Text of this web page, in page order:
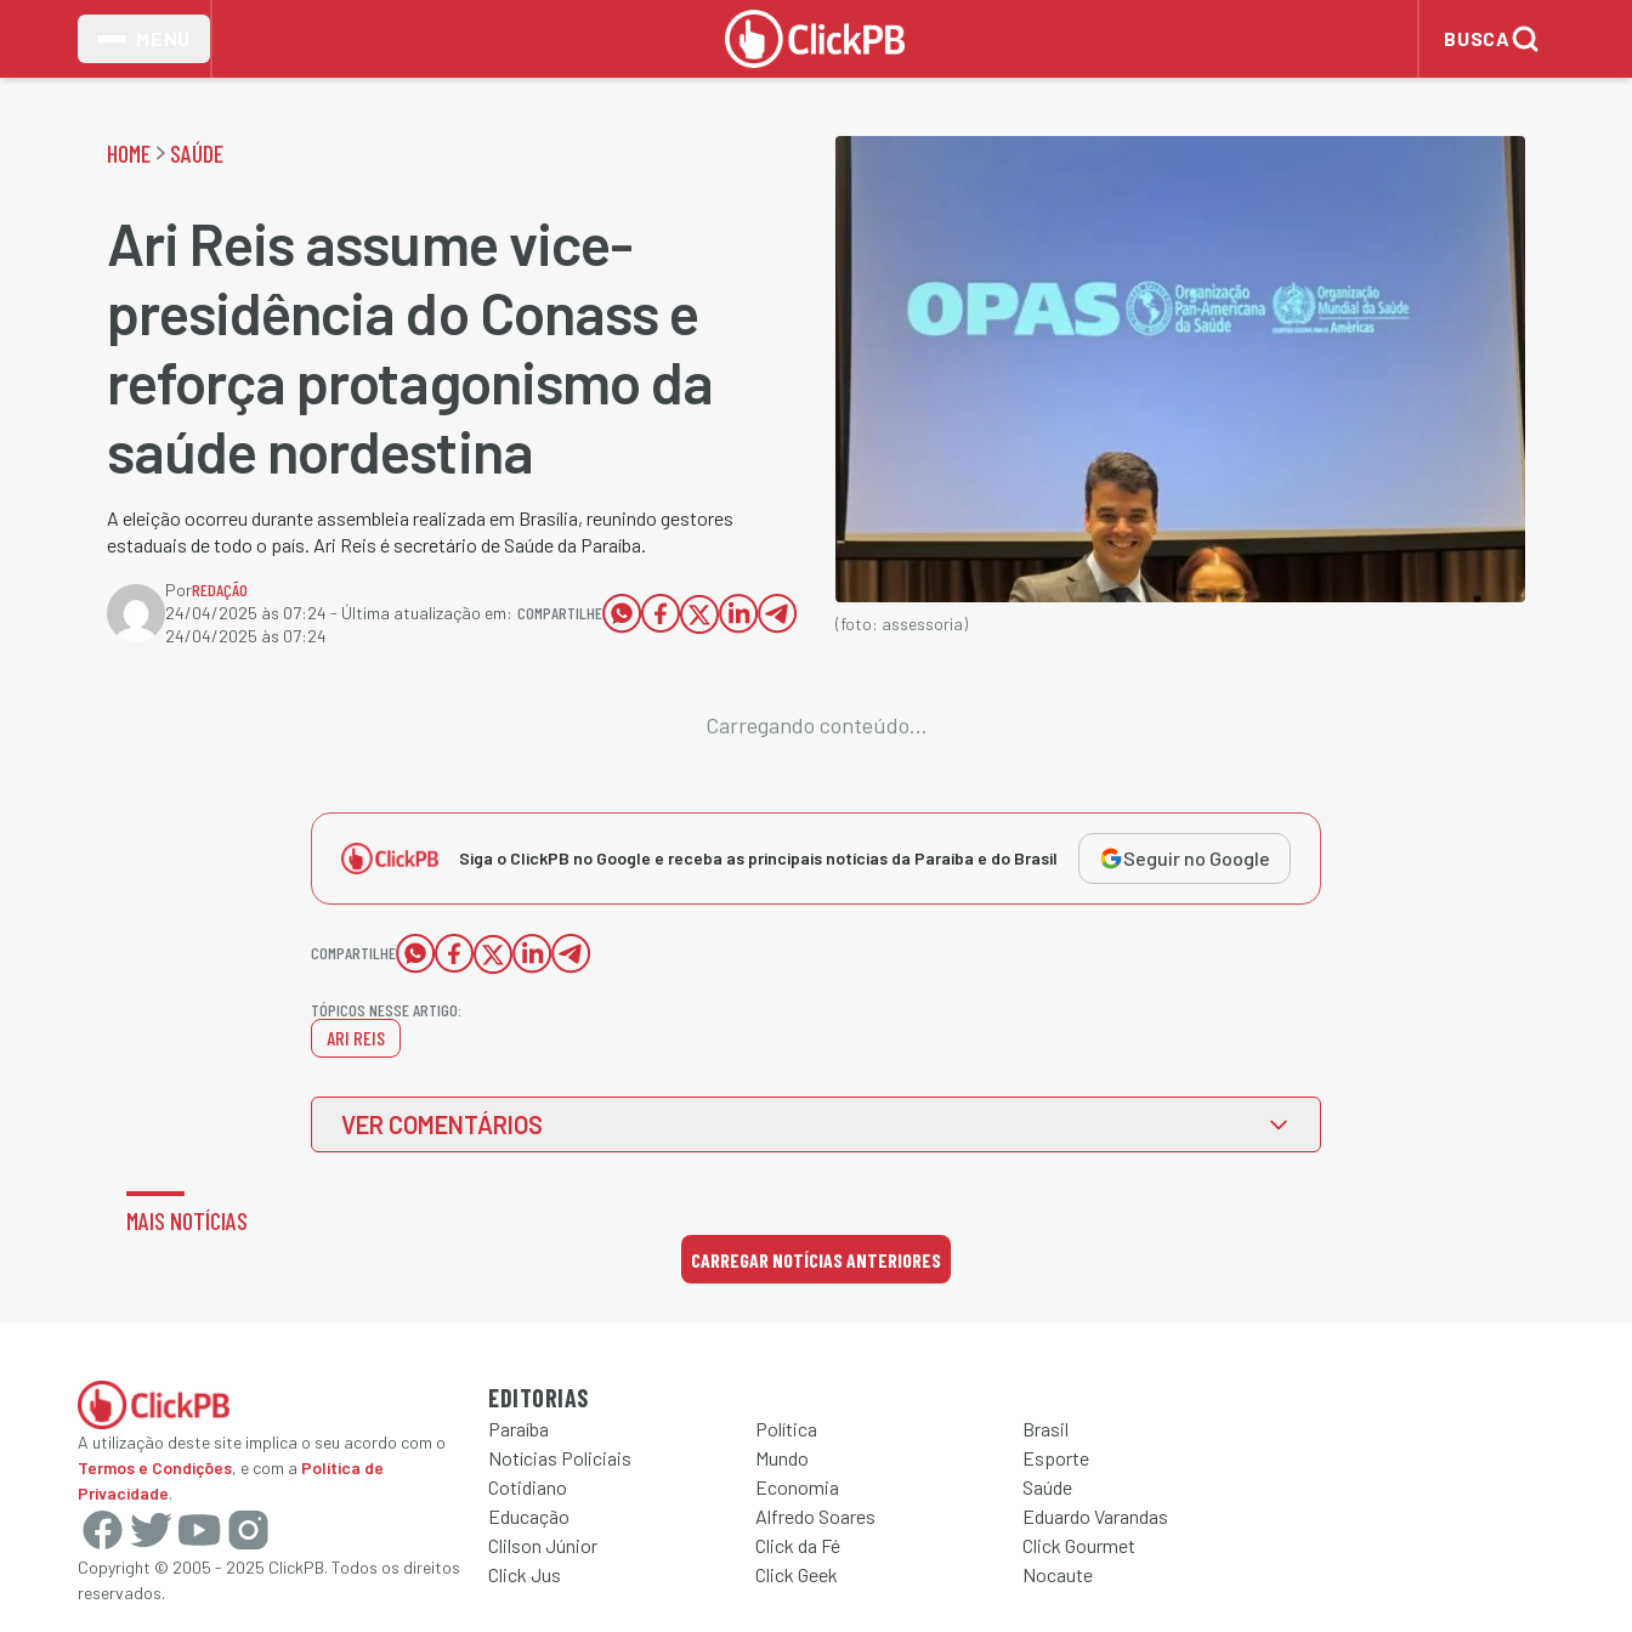
BUSCA
HOME SAÚDE
Ari Reis assume vice-
presidência do Conass e
reforça protagonismo da
saúde nordestina
A eleição ocorreu durante assembleia realizada em Brasília, reunindo gestores
estaduais de todo o país. Ari Reis é secretário de Saúde da Paraíba.
PorREDAÇÃO
24/04/2025 às 07:24 - Última atualização em:
24/04/2025 às 07:24
COMPARTILHE
(foto: assessoria)
Carregando conteúdo...
Siga o ClickPB no Google e receba as principais notícias da Paraíba e do Brasil Seguir no Google
COMPARTILHE
TÓPICOS NESSE ARTIGO:
ARI REIS
VER COMENTÁRIOS
MAIS NOTÍCIAS
CARREGAR NOTÍCIAS ANTERIORES
A utilização deste site implica o seu acordo com o
Termos e Condições, e com a Política de
Privacidade.
Copyright © 2005 - 2025 ClickPB. Todos os direitos
reservados.
EDITORIAS
Paraíba Política
Brasil
Notícias Policiais
Mundo
Esporte
Cotidiano
Economia
Saúde
Educação
Alfredo Soares
Eduardo Varandas
Clilson Júnior
Click da Fé
Click Gourmet
Click Jus
Click Geek Nocaute